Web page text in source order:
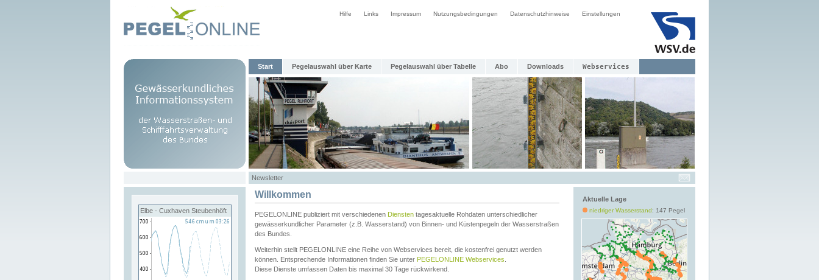
Hilfe Links Impressum Nutzungsbedingungen Datenschutzhinweise Einstellungen
Start Pegelauswahl über Karte Pegelauswahl über Tabelle Abo Downloads Webservices
Newsletter
Elbe - Cuxhaven Steubenhöft
Aktuelle Lage
niedriger Wasserstand: 147 Pegel
Willkommen
PEGELONLINE publiziert mit verschiedenen Diensten tagesaktuelle Rohdaten unterschiedlicher
gewässerkundlicher Parameter (z.B. Wasserstand) von Binnen- und Küstenpegeln der Wasserstraßen
des Bundes.
Weiterhin stellt PEGELONLINE eine Reihe von Webservices bereit, die kostenfrei genutzt werden
können. Entsprechende Informationen finden Sie unter PEGELONLINE Webservices
Diese Dienste umfassen Daten bis maximal 30 Tage rückwirkend.